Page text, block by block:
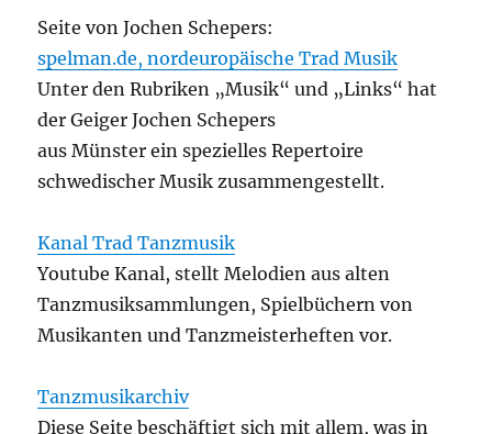
Seite von Jochen Schepers:
spelman.de, nordeuropäische Trad Musik
Unter den Rubriken „Musik“ und „Links“ hat
der Geiger Jochen Schepers
aus Münster ein spezielles Repertoire
schwedischer Musik zusammengestellt.
Kanal Trad Tanzmusik
Youtube Kanal, stellt Melodien aus alten
Tanzmusiksammlungen, Spielbüchern von
Musikanten und Tanzmeisterheften vor.
Tanzmusikarchiv
Diese Seite beschäftigt sich mit allem, was in